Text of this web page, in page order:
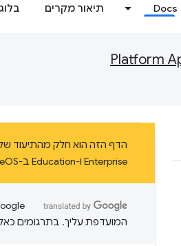
Docs תיאור מקרים בלוג
Platform
Enterprise ו-Education ב-ChromeOS עד ינואר 2025 לפחות.
המועדפת עליך. בתרגומים